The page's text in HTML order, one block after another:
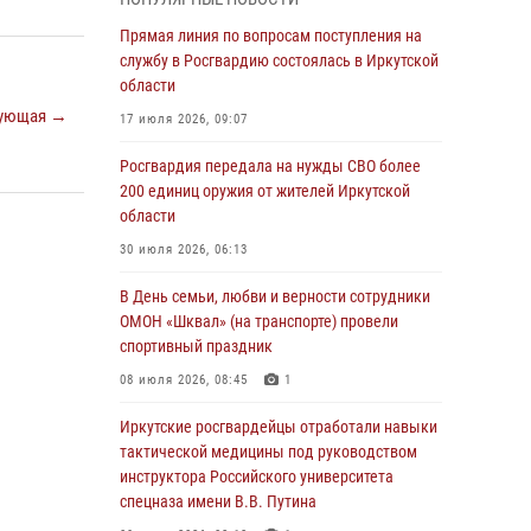
→
05 августа 2026, 07:44 4
Военнослужащий Росгвардии из Иркутска
а не казаться»
04 августа 2026, 07:14 3
03 августа 2026, 04:55
Росгвардия обеспечила безопасность
мероприятий, посвященных Дню Воздушно-
03 августа 2026, 03:32
Росгвардейцы из Братска присоединились к
донорской акции «От сердца к сердцу»
Прямая линия по вопросам поступления на
службу в Росгвардию состоялась в Иркутской
области
17 июля 2026, 09:07
Росгвардия передала на нужды СВО более
200 единиц оружия от жителей Иркутской
области
30 июля 2026, 06:13
В День семьи, любви и верности сотрудники
ОМОН «Шквал» (на транспорте) провели
спортивный праздник
08 июля 2026, 08:45 1
Иркутские росгвардейцы отработали навыки
тактической медицины под руководством
инструктора Российского университета
спецназа имени В.В. Путина